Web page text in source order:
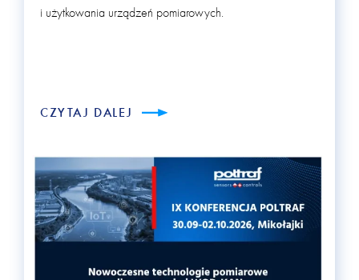
i użytkowania urządzeń pomiarowych.
CZYTAJ DALEJ